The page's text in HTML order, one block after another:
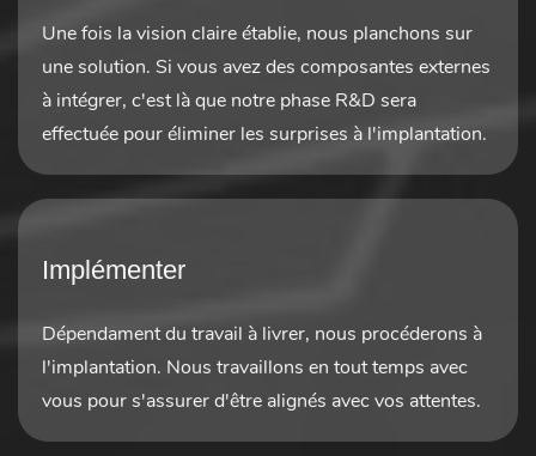
Une fois la vision claire établie, nous planchons sur
une solution. Si vous avez des composantes externes
à intégrer, c'est là que notre phase R&D sera
effectuée pour éliminer les surprises à l'implantation.
Implémenter
Dépendament du travail à livrer, nous procéderons à
l'implantation. Nous travaillons en tout temps avec
vous pour s'assurer d'être alignés avec vos attentes.